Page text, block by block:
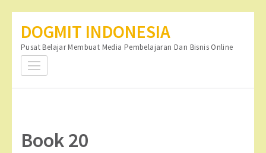
konten
(Tekan
DOGMIT INDONESIA
Pusat Belajar Membuat Media Pembelajaran Dan Bisnis Online
Book 20